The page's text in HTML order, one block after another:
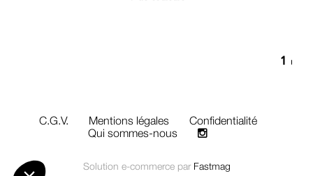
1
C.G.V. Mentions légales
Confidentialité
Qui sommes-nous
Solution e-commerce par Fastmag
Consentements certifiés par